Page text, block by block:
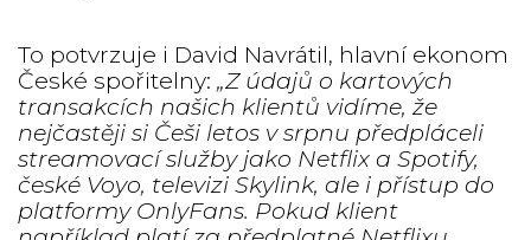
To potvrzuje i David Navrátil, hlavní ekonom
České spořitelny:„Z údajů o kartových
transakcích našich klientů vidíme, že
nejčastěji si Češi letos v srpnu předpláceli
streamovací služby jako Netflix a Spotify,
české Voyo, televizi Skylink, ale i přístup do
platformy OnlyFans. Pokud klient